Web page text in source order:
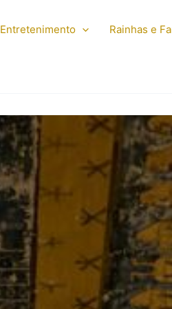
Entretenimento Rainhas e